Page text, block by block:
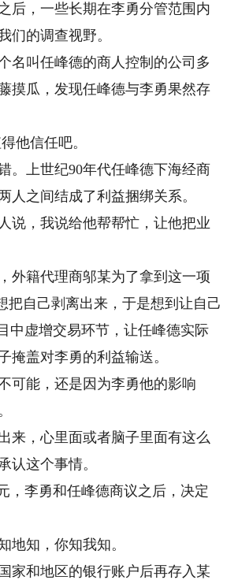
后，一些长期在李勇分管范围内
们的调查视野。
叫任峰德的商人控制的公司多
摸瓜，发现任峰德与李勇果然存
他信任吧。
上世纪90年代任峰德下海经商
人之间结成了利益捆绑关系。
，我说给他帮帮忙，让他把业
籍代理商邬某为了拿到这一项
把自己剥离出来，于是想到让自己
中虚增交易环节，让任峰德实际
掩盖对李勇的利益输送。
能，还是因为李勇他的影响
，心里面或者脑子里面有这么
认这个事情。
李勇和任峰德商议之后，决定
知，你知我知。
和地区的银行账户后再存入某